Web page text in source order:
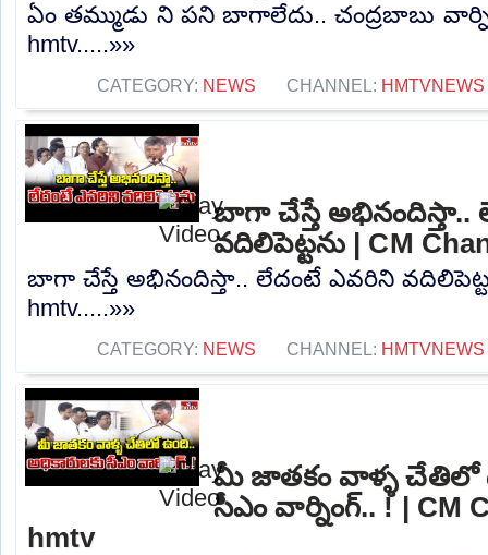
ఏం తమ్ముడు ని పని బాగాలేదు.. చంద్రబాబు
hmtv.....»»
CATEGORY: NEWS CHANNEL: HMTVNEWS
బాగా చేస్తే అభినందిస్తా..
వదిలిపెట్టను | CM
బాగా చేస్తే అభినందిస్తా.. లేదంటే ఎవరిని
hmtv.....»»
CATEGORY: NEWS CHANNEL: HMTVNEWS
మీ జాతకం వాళ్ళ చేతిలో
సీఎం వార్నింగ్.. ! | CM
hmtv